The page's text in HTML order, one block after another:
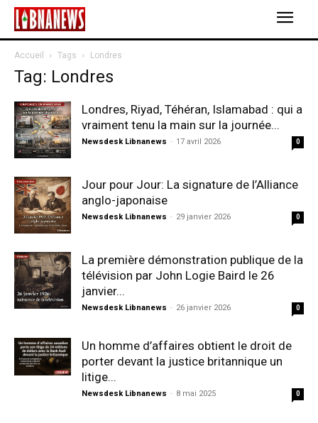
Accueil Tags Londres
Tag: Londres
Londres, Riyad, Téhéran, Islamabad : qui a
vraiment tenu la main sur la journée...
Newsdesk Libnanews - 17 avril 2026 0
Jour pour Jour: La signature de l’Alliance
anglo-japonaise
Newsdesk Libnanews - 29 janvier 2026 0
La première démonstration publique de la
télévision par John Logie Baird le 26
janvier...
Newsdesk Libnanews - 26 janvier 2026 0
Un homme d’affaires obtient le droit de
porter devant la justice britannique un
litige...
Newsdesk Libnanews - 8 mai 2025 0